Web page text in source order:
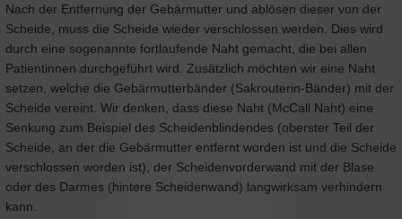
Nach der Entfernung der Gebärmutter und ablösen dieser von der
Scheide, muss die Scheide wieder verschlossen werden. Dies wird
durch eine sogenannte fortlaufende Naht gemacht, die bei allen
Patientinnen durchgeführt wird. Zusätzlich möchten wir eine Naht
setzen, welche die Gebärmutterbänder (Sakrouterin-Bänder) mit der
Scheide vereint. Wir denken, dass diese Naht (McCall Naht) eine
Senkung zum Beispiel des Scheidenblindendes (oberster Teil der
Scheide, an der die Gebärmutter entfernt worden ist und die Scheide
verschlossen worden ist), der Scheidenvorderwand mit der Blase
oder des Darmes (hintere Scheidenwand) langwirksam verhindern
kann.